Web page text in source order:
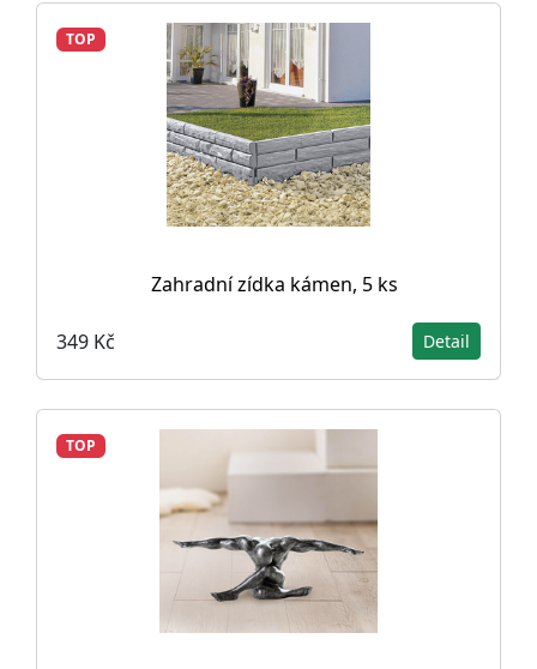
TOP
Zahradní zídka kámen, 5 ks
349 Kč Detail
TOP